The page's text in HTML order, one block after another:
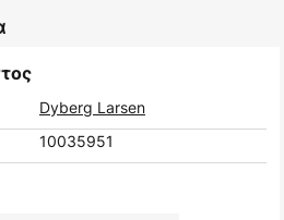
Dyberg Larsen
10035951